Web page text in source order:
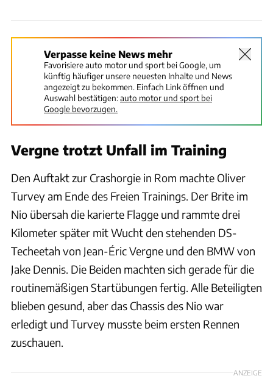
Verpasse keine News mehr
Favorisiere auto motor und sport bei Google, um
künftig häufiger unsere neuesten Inhalte und News
angezeigt zu bekommen. Einfach Link öffnen und
Auswahl bestätigen:auto motor und sport bei
Google bevorzugen.
Vergne trotzt Unfall im Training
Den Auftakt zur Crashorgie in Rom machte Oliver
Turvey am Ende des Freien Trainings. Der Brite im
Nio übersah die karierte Flagge und rammte drei
Kilometer später mit Wucht den stehenden DS-
Techeetah von Jean-Éric Vergne und den BMW von
Jake Dennis. Die Beiden machten sich gerade für die
routinemäßigen Startübungen fertig. Alle Beteiligten
blieben gesund, aber das Chassis des Nio war
erledigt und Turvey musste beim ersten Rennen
zuschauen.
ANZEIGE